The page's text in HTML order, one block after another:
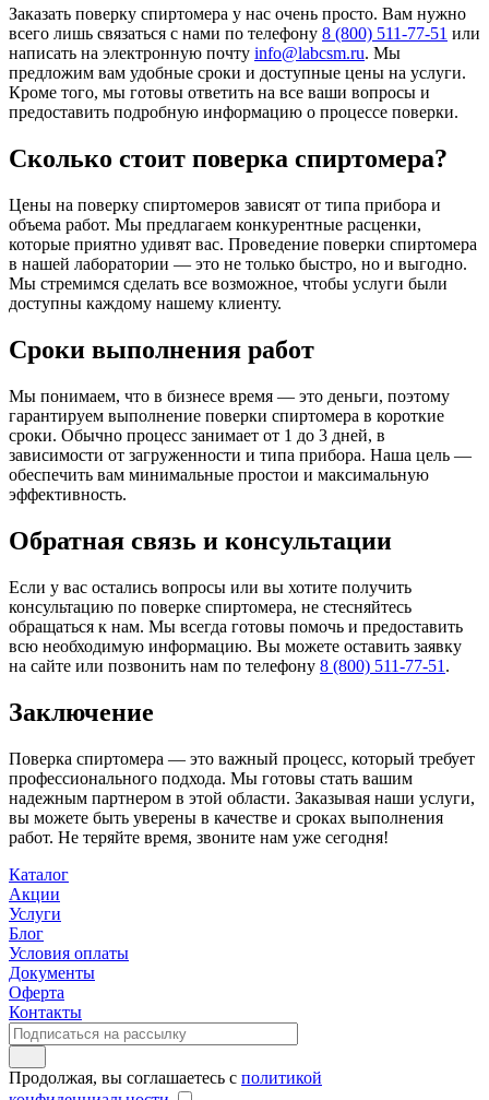
Заказать поверку спиртомера у нас очень просто. Вам нужно
всего лишь связаться с нами по телефону 8 (800) 511-77-51 или
написать на электронную почту info@labcsm.ru. Мы
предложим вам удобные сроки и доступные цены на услуги.
Кроме того, мы готовы ответить на все ваши вопросы и
предоставить подробную информацию о процессе поверки.
Сколько стоит поверка спиртомера?
Цены на поверку спиртомеров зависят от типа прибора и
объема работ. Мы предлагаем конкурентные расценки,
которые приятно удивят вас. Проведение поверки спиртомера
в нашей лаборатории — это не только быстро, но и выгодно.
Мы стремимся сделать все возможное, чтобы услуги были
доступны каждому нашему клиенту.
Сроки выполнения работ
Мы понимаем, что в бизнесе время — это деньги, поэтому
гарантируем выполнение поверки спиртомера в короткие
сроки. Обычно процесс занимает от 1 до 3 дней, в
зависимости от загруженности и типа прибора. Наша цель —
обеспечить вам минимальные простои и максимальную
эффективность.
Обратная связь и консультации
Если у вас остались вопросы или вы хотите получить
консультацию по поверке спиртомера, не стесняйтесь
обращаться к нам. Мы всегда готовы помочь и предоставить
всю необходимую информацию. Вы можете оставить заявку
на сайте или позвонить нам по телефону 8 (800) 511-77-51 .
Заключение
Поверка спиртомера — это важный процесс, который требует
профессионального подхода. Мы готовы стать вашим
надежным партнером в этой области. Заказывая наши услуги,
вы можете быть уверены в качестве и сроках выполнения
работ. Не теряйте время, звоните нам уже сегодня!
Каталог
Акции
Услуги
Блог
Условия оплаты
Документы
Оферта
Контакты
Продолжая, вы соглашаетесь с политикой